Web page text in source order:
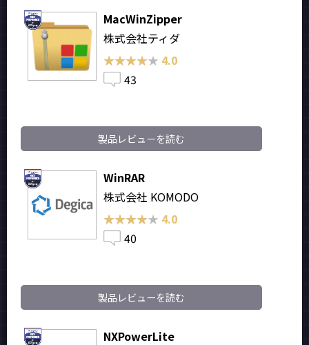
MacWinZipper
株式会社ティダ
★★★★★
★★★★★ 4.0
43
製品レビューを読む
WinRAR
株式会社 KOMODO
★★★★★
★★★★★ 4.0
40
製品レビューを読む
NXPowerLite